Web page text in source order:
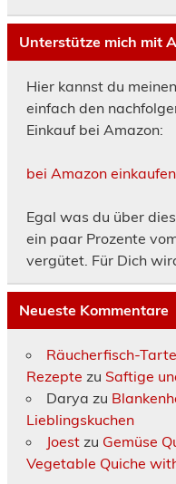
Unterstütze mich mit
Hier kannst du
einfach den
Einkauf bei Amazon:
bei Amazon einkaufen
Egal was du über
ein paar Prozente
vergütet. Für Dich
Neueste Kommentare
Räucherfisch-
Rezepte zu Saftige
Darya zu
Lieblingskuchen
Joestzu Gemüse
Vegetable Quiche